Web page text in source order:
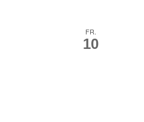
FR.
10